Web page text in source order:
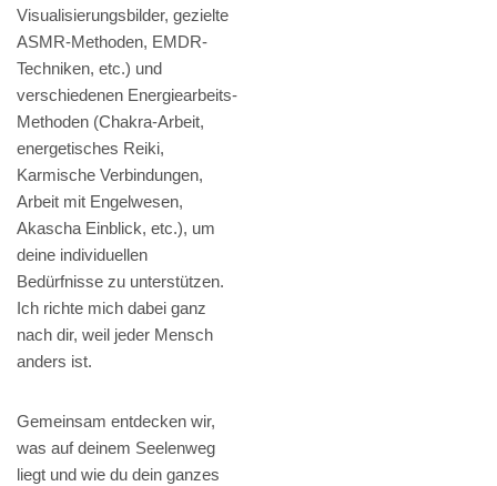
Visualisierungsbilder, gezielte
ASMR-Methoden, EMDR-
Techniken, etc.) und
verschiedenen Energiearbeits-
Methoden (Chakra-Arbeit,
energetisches Reiki,
Karmische Verbindungen,
Arbeit mit Engelwesen,
Akascha Einblick, etc.), um
deine individuellen
Bedürfnisse zu unterstützen.
Ich richte mich dabei ganz
nach dir, weil jeder Mensch
anders ist.
Gemeinsam entdecken wir,
was auf deinem Seelenweg
liegt und wie du dein ganzes